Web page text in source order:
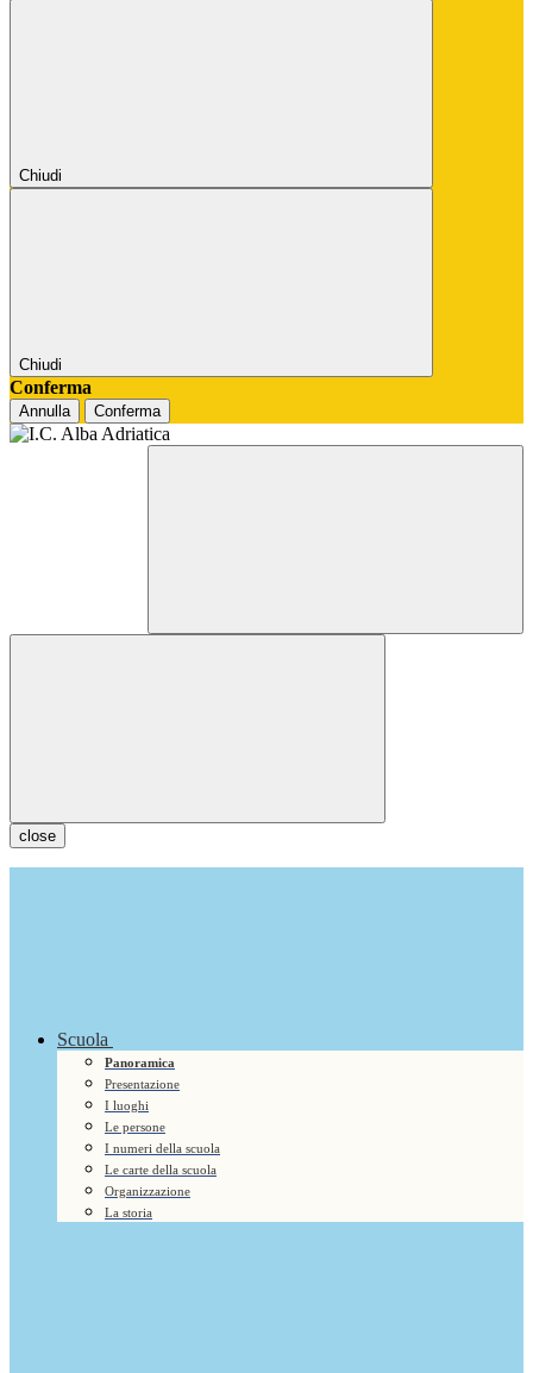
Chiudi
Chiudi
Conferma
Annulla Conferma
close
Scuola
Panoramica
Presentazione
I luoghi
Le persone
I numeri della scuola
Le carte della scuola
Organizzazione
La storia